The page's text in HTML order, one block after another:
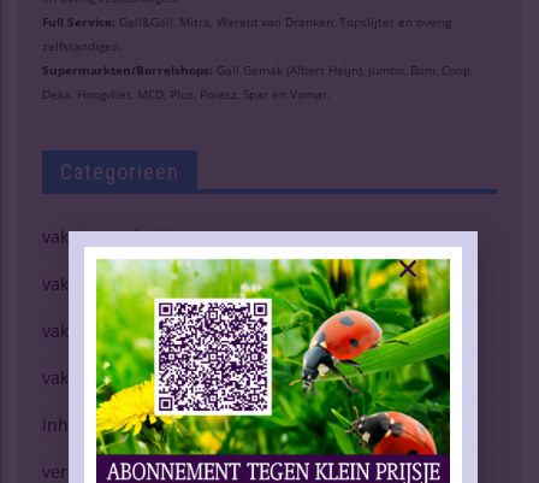
Full Service: Gall&Gall, Mitra, Wereld van Dranken, Topslijter en overig
zelfstandigen.
Supermarkten/Borrelshops: Gall Gemak (Albert Heijn), Jumbo, Boni, Coop,
Deka, Hoogvliet, MCD, Plus, Poiesz, Spar en Vomar.
Categorieën
vaknieuws | wijn
vaknieuws | gedistilleerd
vaknieuws | bier
vaknieuws | overig
inhoud vakblad
verkopen (g)een kunst